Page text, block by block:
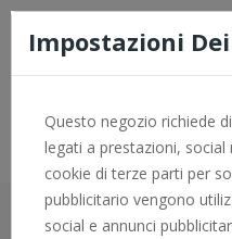
Consegna rapida e
Home Motore
Impostazioni
Questo negozio richiede
legati a prestazioni, social
cookie di terze parti per
pubblicitario vengono
social e annunci